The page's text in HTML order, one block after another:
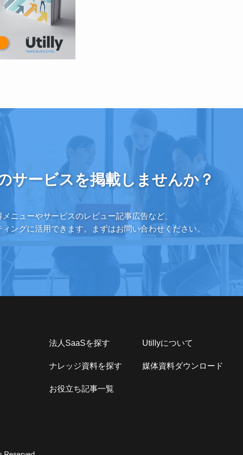
サービスを掲載しませんか？
ニューやサービスのレビュー記事広告など、
ングに活用できます。まずはお問い合わせください。
法人SaaSを探す
ナレッジ資料を探す
お役立ち記事一覧
Utillyについて
媒体資料ダウンロード